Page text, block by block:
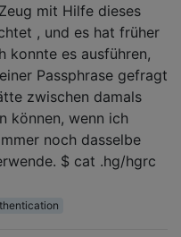
mit Hilfe dieses
, und es hat früher
konnte es ausführen,
Passphrase gefragt
zwischen damals
können, wenn ich
noch dasselbe
$ cat .hg/hgrc